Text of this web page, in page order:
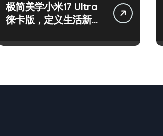
极简美学小米17 Ultra
徕卡版，定义生活新境